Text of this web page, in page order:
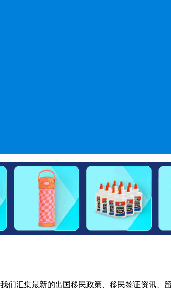
们汇集最新的出国移民政策、移民签证资讯